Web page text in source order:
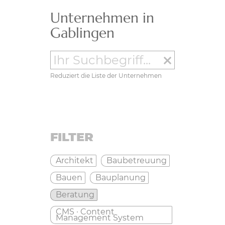
Unternehmen in
Gablingen
clear
Reduziert die Liste der Unternehmen
FILTER
Architekt
Baubetreuung
Bauen
Bauplanung
Beratung
CMS · Content
Management System